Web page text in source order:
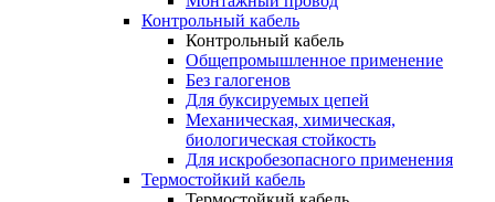
Контрольный кабель
Контрольный кабель
Общепромышленное применение
Без галогенов
Для буксируемых цепей
Механическая, химическая,
биологическая стойкость
Для искробезопасного применения
Термостойкий кабель